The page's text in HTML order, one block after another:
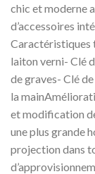
chic et moderne
d’accessoires
Caractéristiques
laiton verni- Clé
de graves- Clé
la
et modification
une plus grande
projection dans